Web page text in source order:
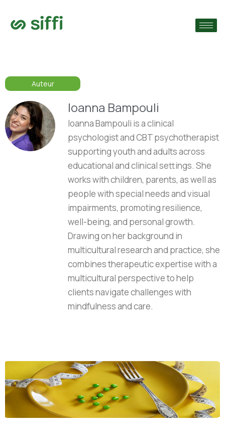
Auteur
Ioanna Bampouli
Ioanna Bampouli is a clinical
psychologist and CBT psychotherapist
supporting youth and adults across
educational and clinical settings. She
works with children, parents, as well as
people with special needs and visual
impairments, promoting resilience,
well-being, and personal growth.
Drawing on her background in
multicultural research and practice, she
combines therapeutic expertise with a
multicultural perspective to help
clients navigate challenges with
mindfulness and care.